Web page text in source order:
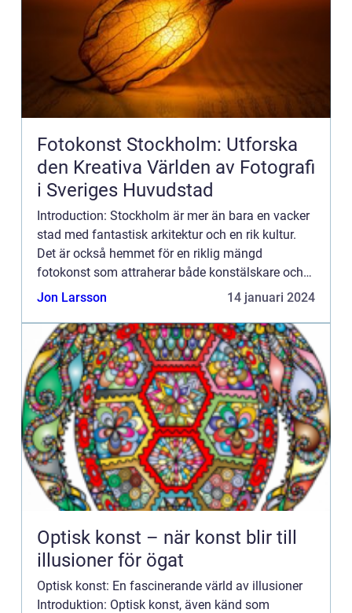
Fotokonst Stockholm: Utforska
den Kreativa Världen av Fotografi
i Sveriges Huvudstad
Introduction: Stockholm är mer än bara en vacker
stad med fantastisk arkitektur och en rik kultur.
Det är också hemmet för en riklig mängd
fotokonst som attraherar både konstälskare och
fotografer från hela världen. I denna artikel
Jon Larsson 14 januari 2024
Optisk konst – när konst blir till
illusioner för ögat
Optisk konst: En fascinerande värld av illusioner
Introduktion: Optisk konst, även känd som